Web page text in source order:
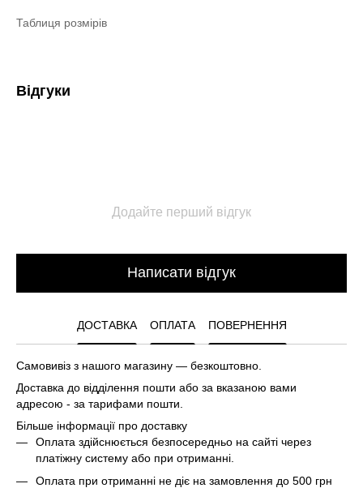
Таблиця розмірів
Відгуки
Додайте перший відгук
Написати відгук
ДОСТАВКА ОПЛАТА ПОВЕРНЕННЯ
Самовивіз з нашого магазину — безкоштовно.
Доставка до відділення пошти або за вказаною вами
адресою - за тарифами пошти.
Більше інформації про доставку
Оплата здійснюється безпосередньо на сайті через
платіжну систему або при отриманні.
Оплата при отриманні не діє на замовлення до 500 грн